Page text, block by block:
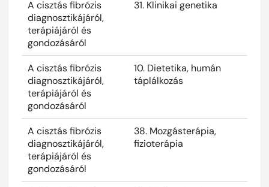
A cisztás fibrózis
diagnosztikájáról,
terápiájáról és
gondozásáról
31. Klinikai genetika
A cisztás fibrózis
diagnosztikájáról,
terápiájáról és
gondozásáról
10. Dietetika, humán
táplálkozás
A cisztás fibrózis
diagnosztikájáról,
terápiájáról és
gondozásáról
38. Mozgásterápia,
fizioterápia